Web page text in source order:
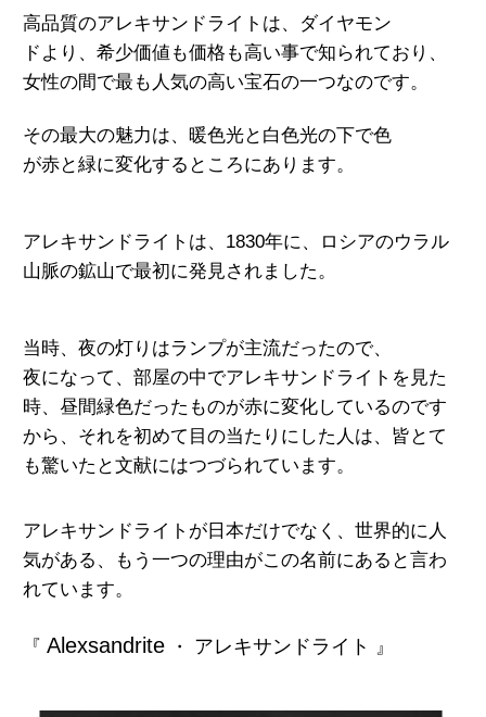
高品質のアレキサンドライトは、ダイヤモン
ドより、希少価値も価格も高い事で知られてお り、
女性の間で最も人気の高い宝石の一つなのです。
その最大の魅力は、暖色光と白色光の下で色
が赤と緑に変化するところにあります。
アレキサンドライトは、1830年に、ロシアのウラル
山脈の鉱山で最初に発見されました。
当時、夜の灯りはランプが主流だったので、
夜になって、部屋の中でアレキサンドライトを見た
時、昼間緑色だったものが赤に変化しているのです
から、それを初めて目の当たりにした人は、皆とて
も驚いたと文献にはつづられています。
アレキサンドライトが日本だけでなく、世界的に人
気がある、もう一つの理由がこの名前にあると言わ
れています。
『 Alexsandrite ・ アレキサンドライト 』